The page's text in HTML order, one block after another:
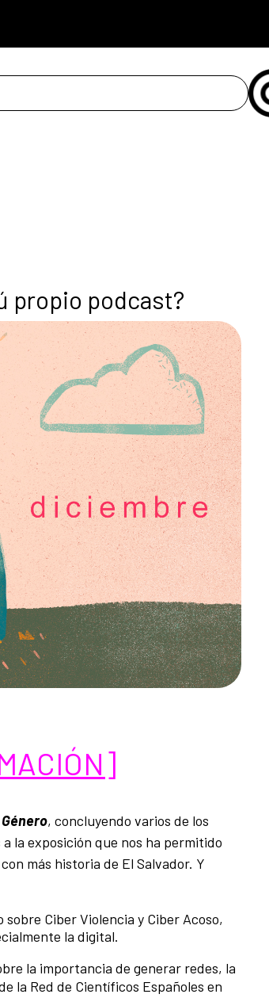
propio podcast?
, concluyendo varios de los
la exposición que nos ha permitido
más historia de El Salvador. Y
Ciber Violencia y Ciber Acoso,
la digital.
la importancia de generar redes, la
la Red de Científicos Españoles en